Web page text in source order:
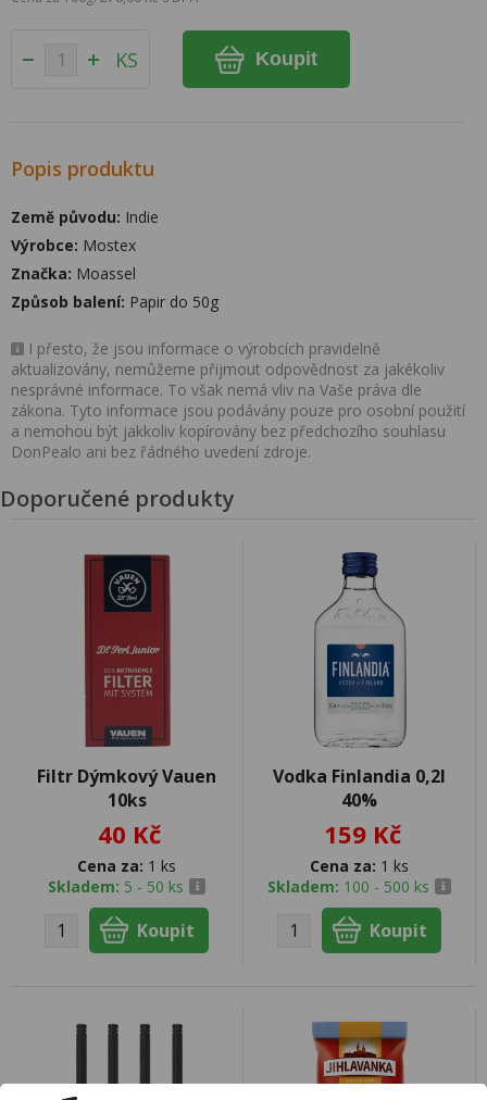
KS Koupit
Popis produktu
Země původu: Indie
Výrobce: Mostex
Značka: Moassel
Způsob balení: Papir do 50g
I přesto, že jsou informace o výrobcích pravidelně
aktualizovány, nemůžeme přijmout odpovědnost za jakékoliv
nesprávné informace. To však nemá vliv na Vaše práva dle
zákona. Tyto informace jsou podávány pouze pro osobní použití
a nemohou být jakkoliv kopírovány bez předchozího souhlasu
DonPealo ani bez řádného uvedení zdroje.
Doporučené produkty
Filtr Dýmkový Vauen
10ks
40 Kč
Cena za: 1 ks
Skladem: 5 - 50 ks
Vodka Finlandia 0,2l
40%
159 Kč
Cena za: 1 ks
Skladem: 100 - 500 ks